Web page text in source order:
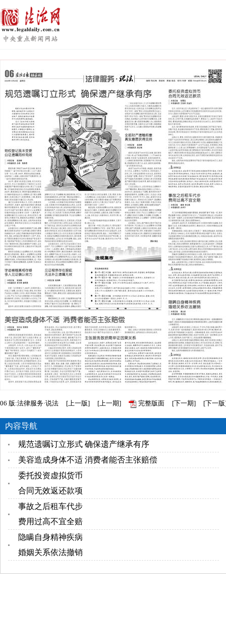
06 版:法律服务·说法 [上一版] [上一期] 完整版面 [下一期] [下一版
内容导航
规范遗嘱订立形式 确保遗产继承有序
美容造成身体不适 消费者能否主张赔偿
委托投资虚拟货币
合同无效返还款项
事故之后租车代步
费用过高不宜全赔
隐瞒自身精神疾病
婚姻关系依法撤销